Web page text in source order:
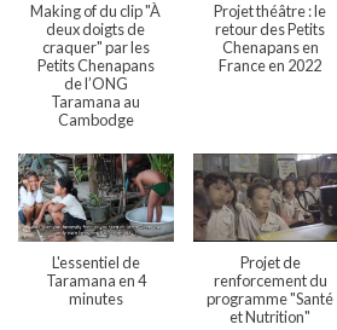
Making of du clip "À
deux doigts de
craquer" par les
Petits Chenapans
de l’ONG
Taramana au
Cambodge
Projet théâtre : le
retour des Petits
Chenapans en
France en 2022
L'essentiel de
Taramana en 4
minutes
Projet de
renforcement du
programme "Santé
et Nutrition"